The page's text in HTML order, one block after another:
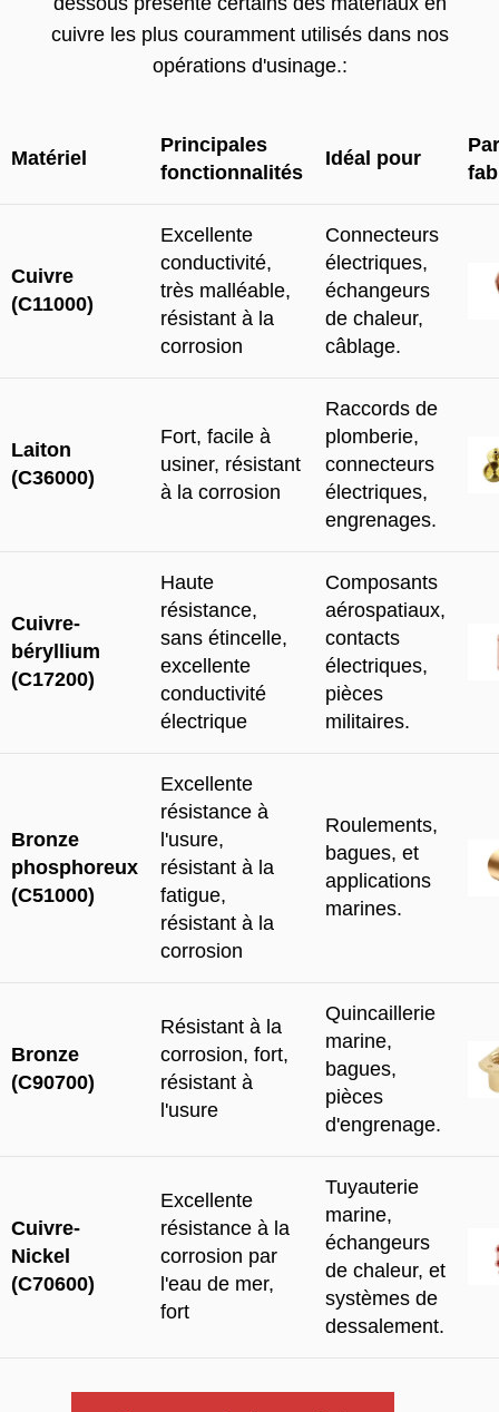
cuivre les plus couramment utilisés dans nos
opérations d'usinage.:
Matériel
Principales
fonctionnalités
Idéal pour
Cuivre
(C11000)
Excellente
conductivité,
très malléable,
résistant à la
corrosion
Connecteurs
électriques,
échangeurs
de chaleur,
câblage.
Laiton
(C36000)
Fort, facile à
usiner, résistant
à la corrosion
Raccords de
plomberie,
connecteurs
électriques,
engrenages.
Cuivre-
béryllium
(C17200)
Haute
résistance,
sans étincelle,
excellente
conductivité
électrique
Composants
aérospatiaux,
contacts
électriques,
pièces
militaires.
Bronze
phosphoreux
(C51000)
Excellente
résistance à
l'usure,
résistant à la
fatigue,
résistant à la
corrosion
Roulements,
bagues, et
applications
marines.
Bronze
(C90700)
Résistant à la
corrosion, fort,
résistant à
l'usure
Quincaillerie
marine,
bagues,
pièces
d'engrenage.
Cuivre-
Nickel
(C70600)
Excellente
résistance à la
corrosion par
l'eau de mer,
fort
Tuyauterie
marine,
échangeurs
de chaleur, et
systèmes de
dessalement.